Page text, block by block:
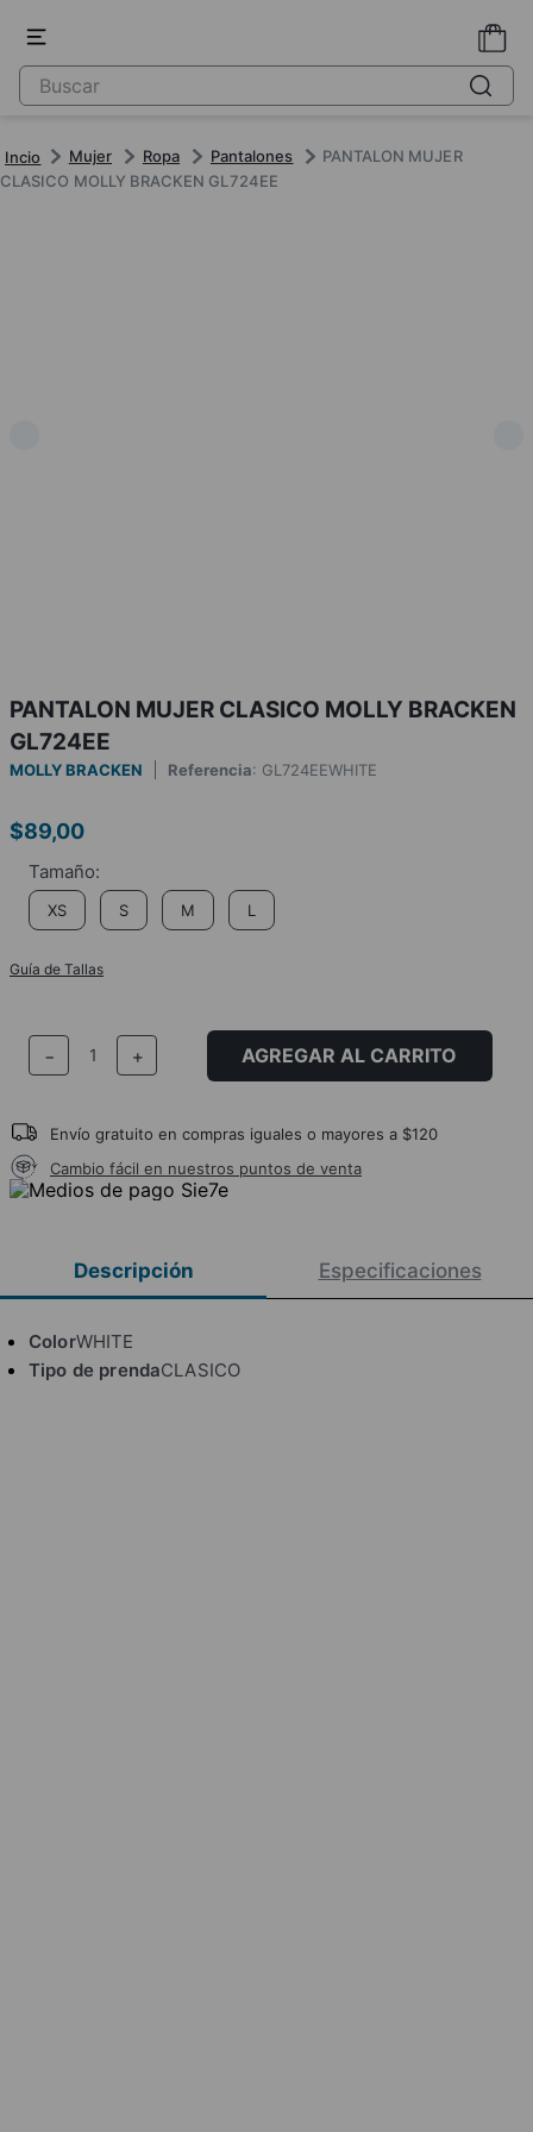
Mujer Ropa Pantalones
PANTALON MUJER
CLASICO MOLLY BRACKEN GL724EE
PANTALON MUJER CLASICO MOLLY BRACKEN
GL724EE
MOLLY BRACKEN Referencia: GL724EEWHITE
$89,00
XS S M L
Guía de Tallas
＋
－ AGREGAR AL CARRITO
Envío gratuito en compras iguales o mayores a $120
Cambio fácil en nuestros puntos de venta
Descripción Especificaciones
ColorWHITE
Tipo de prendaCLASICO